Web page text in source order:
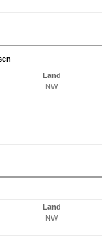
Land
NW
Land
NW